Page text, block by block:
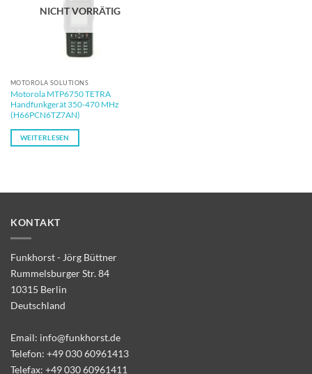
NICHT VORRÄTIG
MOTOROLA SOLUTIONS
Motorola MTP6750 TETRA
Handfunkgerät 350-470 MHz
(H66PCN6TZ7AN)
WEITERLESEN
KONTAKT
Funkhorst - Jörg Büttner
Rummelsburger Str. 84
10315 Berlin
Deutschland
Email: info@funkhorst.de
Telefon: +49 030 60961413
Telefax: +49 030 60961411